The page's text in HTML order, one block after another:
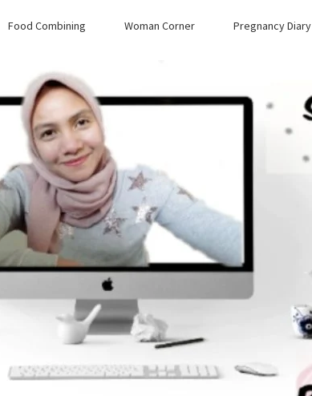
Food Combining Woman Corner Pregnancy Diary